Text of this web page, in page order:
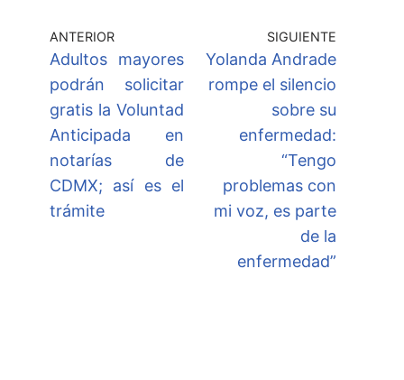
ANTERIOR
Adultos mayores
podrán solicitar
gratis la Voluntad
Anticipada en
notarías de
CDMX; así es el
trámite
SIGUIENTE
Yolanda Andrade
rompe el silencio
sobre su
enfermedad:
“Tengo
problemas con
mi voz, es parte
de la
enfermedad”